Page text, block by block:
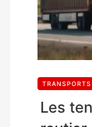
TRANSPORTS
Les